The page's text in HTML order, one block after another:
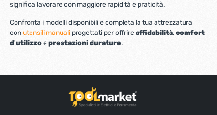
significa lavorare con maggiore rapidità e praticità.
Confronta i modelli disponibili e completa la tua attrezzatura
con utensili manuali progettati per offrireaffidabilità,comfort
d'utilizzoeprestazioni durature.